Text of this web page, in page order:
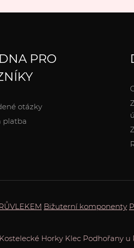
PRO
otázky
platba
Bižuterní komponenty
Kostelecké Horky Klec Podhořany u